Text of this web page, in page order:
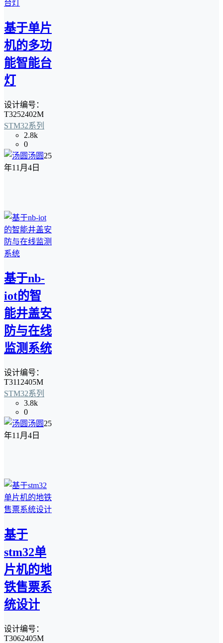
基于单片
机的多功
能智能台
灯
设计编号：
T3252402M
STM32系列
2.8k
0
汤圆 25
年11月4日
基于nb-
iot的智
能井盖安
防与在线
监测系统
设计编号：
T3112405M
STM32系列
3.8k
0
汤圆 25
年11月4日
基于
stm32单
片机的地
铁售票系
统设计
设计编号：
T3062405M